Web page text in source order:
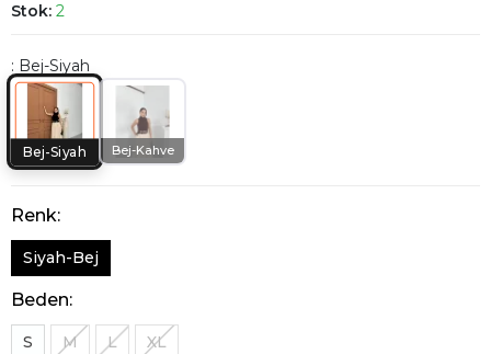
Stok: 2
: Bej-Siyah
Bej-Siyah Bej-Kahve
Renk:
Siyah-Bej
Beden:
S M L XL